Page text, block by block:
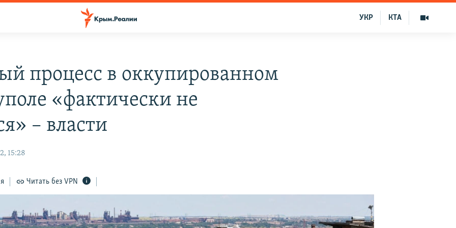
КТА
УКР
процесс в оккупированном
«фактически не
– власти
15:28
Читать без VPN